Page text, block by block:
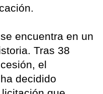
se encuentra en un
Tras 38
el
ha decidido